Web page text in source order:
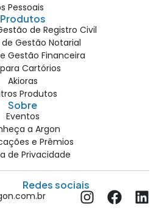
Pessoais
Produtos
de Registro Civil
Gestão Notarial
Gestão Financeira
Cartórios
Akioras
Produtos
Sobre
Eventos
a Argon
e Prêmios
de Privacidade
Redes sociais